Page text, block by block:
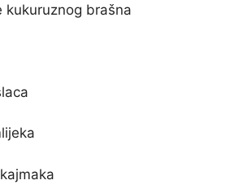
kukuruznog brašna